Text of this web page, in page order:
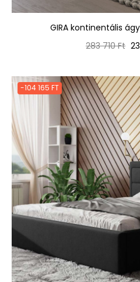
GIRA kontinentális
Normál
283 710 Ft Ár
-104 165 FT